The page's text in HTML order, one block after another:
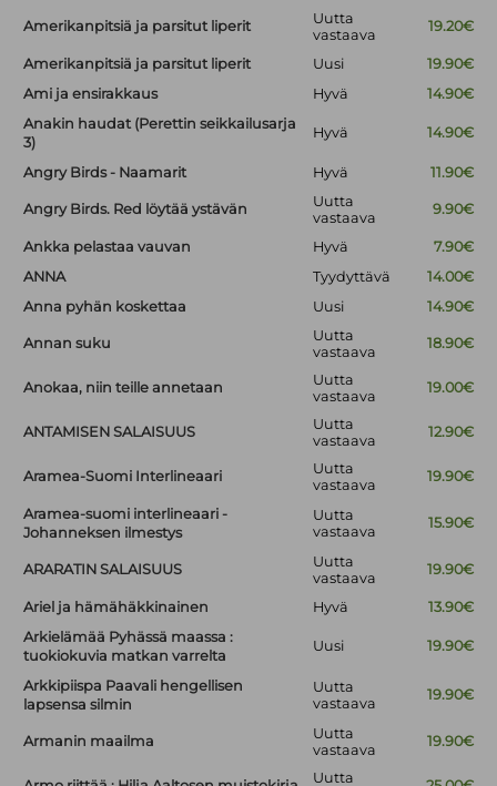
Amerikanpitsiä ja parsitut liperit
Uutta
vastaava
19.20€
Amerikanpitsiä ja parsitut liperit Uusi
19.90€
Ami ja ensirakkaus
Hyvä
14.90€
Anakin haudat (Perettin seikkailusarja
3)
Hyvä 14.90€
Angry Birds - Naamarit Hyvä 11.90€
Angry Birds. Red löytää ystävän
Uutta
vastaava
9.90€
Ankka pelastaa vauvan Hyvä
7.90€
ANNA
Tyydyttävä
14.00€
Anna pyhän koskettaa
Uusi 14.90€
Annan suku
Uutta
vastaava
18.90€
Anokaa, niin teille annetaan
Uutta
vastaava
19.00€
ANTAMISEN SALAISUUS
Uutta
vastaava
12.90€
Aramea-Suomi Interlineaari
Uutta
vastaava
19.90€
Aramea-suomi interlineaari -
Johanneksen ilmestys
Uutta
vastaava
15.90€
ARARATIN SALAISUUS
Uutta
vastaava
19.90€
Ariel ja hämähäkkinainen Hyvä
13.90€
Arkielämää Pyhässä maassa :
tuokiokuvia matkan varrelta
Uusi 19.90€
Arkkipiispa Paavali hengellisen
lapsensa silmin
Uutta
vastaava
19.90€
Armanin maailma
Uutta
vastaava
19.90€
Uutta